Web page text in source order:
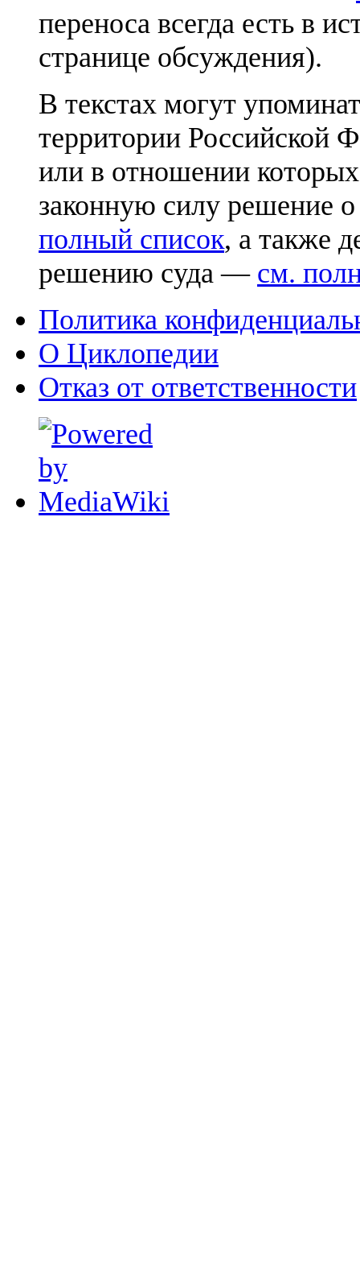
переноса всегда есть в
странице обсуждения).
В текстах могут
территории Российской
или в отношении
законную силу решение
полный список, а также
решению суда — см.
Политика
О Циклопедии
Отказ от ответственности